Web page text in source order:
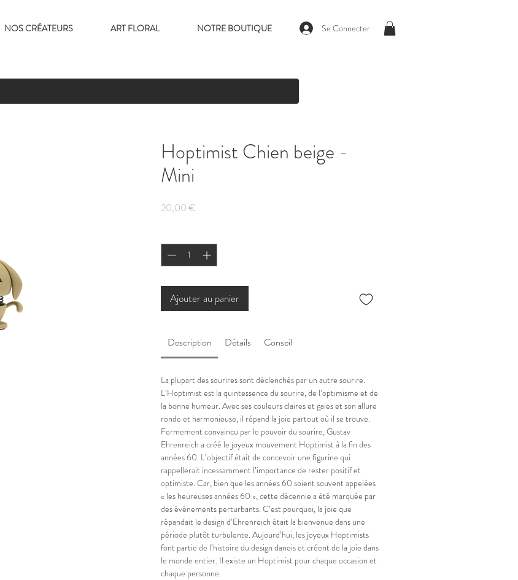
NOS CRÉATEURS ART FLORAL NOTRE BOUTIQUE Se Connecter
Hoptimist Chien beige -
Mini
20,00 €
Ajouter au panier
Description Détails Conseil
La plupart des sourires sont déclenchés par un autre sourire.
L’Hoptimist est la quintessence du sourire, de l’optimisme et de
la bonne humeur. Avec ses couleurs claires et gaies et son allure
ronde et harmonieuse, il répand la joie partout où il se trouve.
Fermement convaincu par le pouvoir du sourire, Gustav
Ehrenreich a créé le joyeux mouvement Hoptimist à la fin des
années 60. L’objectif était de concevoir une figurine qui
rappellerait incessamment l’importance de rester positif et
optimiste. Car, bien que les années 60 soient souvent appelées
« les heureuses années 60 », cette décennie a été marquée par
des événements perturbants. C’est pourquoi, la joie que
répandait le design d’Ehrenreich était la bienvenue dans une
période plutôt turbulente. Aujourd’hui, les joyeux Hoptimists
font partie de l’histoire du design danois et créent de la joie dans
le monde entier. Il existe un Hoptimist pour chaque occasion et
chaque personne.